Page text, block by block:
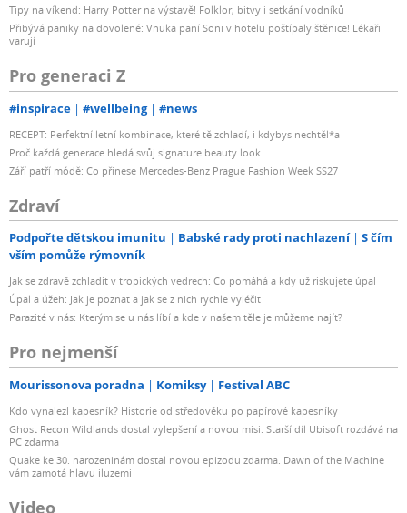
Tipy na víkend: Harry Potter na výstavě! Folklor, bitvy i setkání vodníků
Přibývá paniky na dovolené: Vnuka paní Soni v hotelu poštípaly štěnice! Lékaři
varují
Pro generaci Z
#inspirace #wellbeing #news
RECEPT: Perfektní letní kombinace, které tě zchladí, i kdybys nechtěl*a
Proč každá generace hledá svůj signature beauty look
Září patří módě: Co přinese Mercedes-Benz Prague Fashion Week SS27
Zdraví
Podpořte dětskou imunitu Babské rady proti nachlazení
S čím
vším pomůže rýmovník
Jak se zdravě zchladit v tropických vedrech: Co pomáhá a kdy už riskujete úpal
Úpal a úžeh: Jak je poznat a jak se z nich rychle vyléčit
Parazité v nás: Kterým se u nás líbí a kde v našem těle je můžeme najít?
Pro nejmenší
Mourissonova poradna Komiksy Festival ABC
Kdo vynalezl kapesník? Historie od středověku po papírové kapesníky
Ghost Recon Wildlands dostal vylepšení a novou misi. Starší díl Ubisoft rozdává na
PC zdarma
Quake ke 30. narozeninám dostal novou epizodu zdarma. Dawn of the Machine
vám zamotá hlavu iluzemi
Video